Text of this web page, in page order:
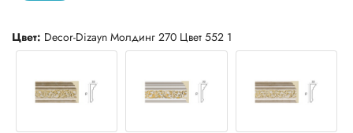
Цвет: Decor-Dizayn Молдинг 270 Цвет 552 1